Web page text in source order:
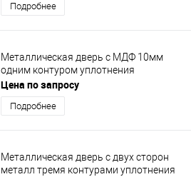
Подробнее
Металлическая дверь с МДФ 10мм
одним контуром уплотнения
Цена по запросу
Подробнее
Металлическая дверь с двух сторон
металл тремя контурами уплотнения